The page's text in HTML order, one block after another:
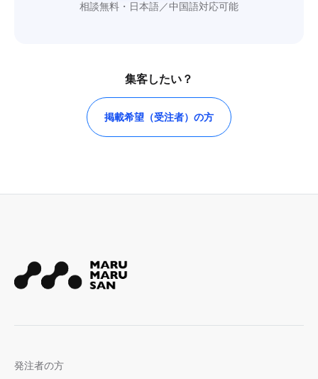
相談無料・日本語／中国語対応可能
集客したい？
掲載希望（受注者）の方
発注者の方